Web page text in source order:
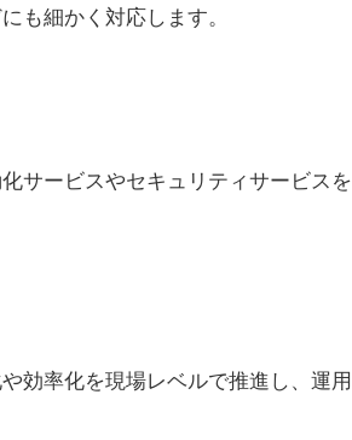
も細かく対応します。
サービスやセキュリティサービスを
効率化を現場レベルで推進し、運用